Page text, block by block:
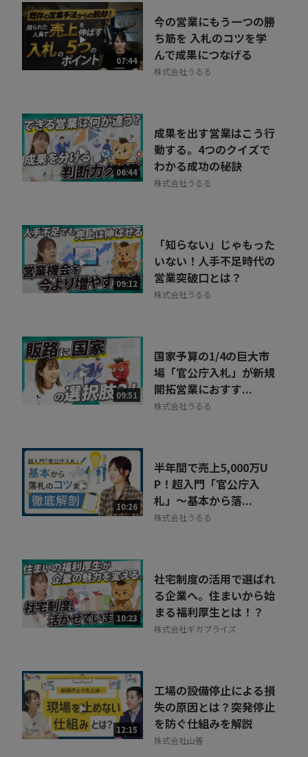
07:44
今の営業にもう一つの勝
ち筋を 入札のコツを学
んで成果につなげる
株式会社うるる
06:44
成果を出す営業はこう行
動する。4つのクイズで
わかる成功の秘訣
株式会社うるる
09:12
「知らない」じゃもった
いない！人手不足時代の
営業突破口とは？
株式会社うるる
09:51
国家予算の1/4の巨大市
場「官公庁入札」が新規
開拓営業におすす...
株式会社うるる
10:26
半年間で売上5,000万U
P！超入門「官公庁入
札」～基本から落...
株式会社うるる
10:23
社宅制度の活用で選ばれ
る企業へ。住まいから始
まる福利厚生とは！？
株式会社ギガプライズ
12:15
工場の設備停止による損
失の原因とは？突発停止
を防ぐ仕組みを解説
株式会社山善